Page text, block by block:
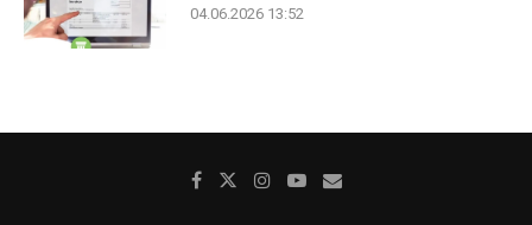
04.06.2026 13:52